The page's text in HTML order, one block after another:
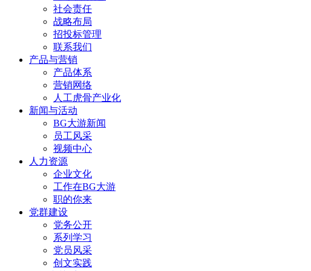
社会责任
战略布局
招投标管理
联系我们
产品与营销
产品体系
营销网络
人工虎骨产业化
新闻与活动
BG大游新闻
员工风采
视频中心
人力资源
企业文化
工作在BG大游
职的你来
党群建设
党务公开
系列学习
党员风采
创文实践